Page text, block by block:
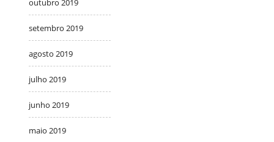
outubro 2019
setembro 2019
agosto 2019
julho 2019
junho 2019
maio 2019